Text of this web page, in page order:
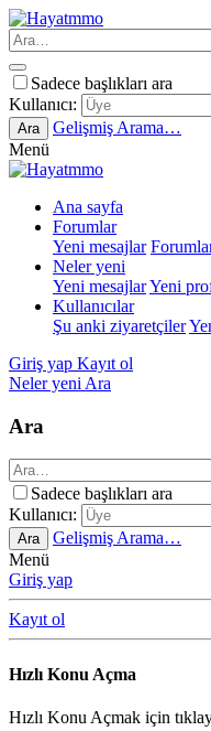
Sadece başlıkları ara
Kullanıcı:
Ara
Gelişmiş Arama…
Menü
Ana sayfa
Forumlar
Yeni mesajlar
Neler yeni
Yeni mesajlarYeni
Kullanıcılar
Şu anki ziyaretçiler
Giriş yap Kayıt ol
Neler yeni Ara
Ara
Sadece başlıkları ara
Kullanıcı:
Ara
Gelişmiş Arama…
Menü
Giriş yap
Kayıt ol
Hızlı Konu Açma
Hızlı Konu Açmak için